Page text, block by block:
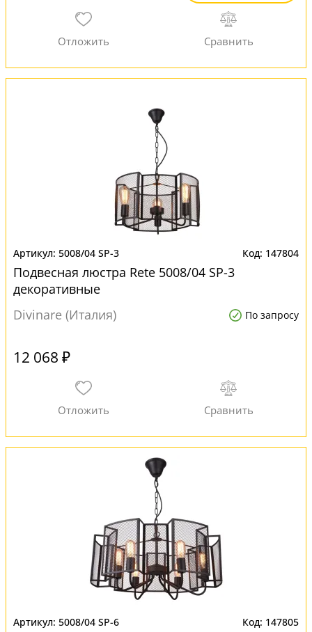
5008/04 SP-3 147804
Подвесная люстра Rete 5008/04 SP-3
декоративные
Divinare (Италия)
По запросу
12 068 ₽
5008/04 SP-6 147805